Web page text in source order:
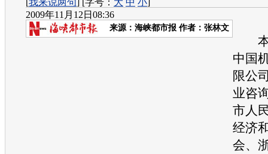
2009年11月12日08:36
来源： 海峡都市报 作者：张林文
本
中国
限公
业咨
市人
经济
会、